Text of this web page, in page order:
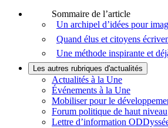
Sommaire de l’article
Un archipel d’idées pour
Quand élus et citoyens
Une méthode inspirante et
Les autres rubriques d'actualités
Actualités à la Une
Événements à la Une
Mobiliser pour le
Forum politique de haut niveau
Lettre d’information